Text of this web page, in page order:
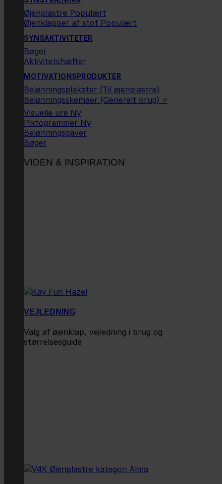
Øjenplastre
Øjenklapper af stof
SYNSAKTIVITETER
Bøger
Aktivitetshæfter
MOTIVATIONSPRODUKTER
Belønningsplakater (Til øjenplastre)
Belønningsskemaer (Generelt brug) ⭐
Visuelle ure
Piktogrammer
Belønningsgaver
Bøger
VIDEN & INSPIRATION
VEJLEDNING
Valg af øjenklap, vejledning i brug og
størrelsesguide